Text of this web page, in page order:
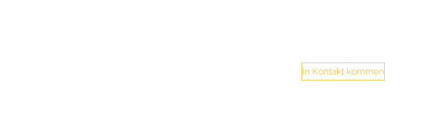
In Kontakt kommen